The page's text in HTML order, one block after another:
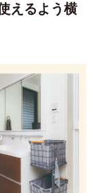
えるよう横